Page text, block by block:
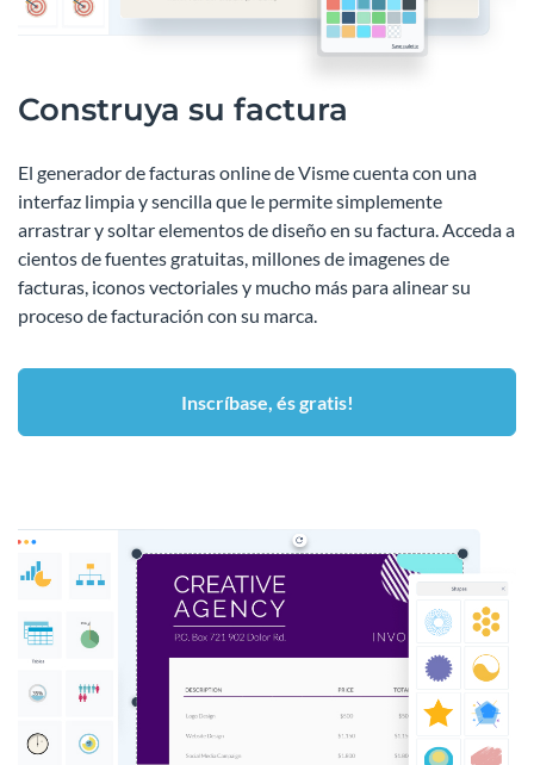
Construya su factura
El generador de facturas online de Visme cuenta con una
interfaz limpia y sencilla que le permite simplemente
arrastrar y soltar elementos de diseño en su factura. Acceda a
cientos de fuentes gratuitas, millones de imagenes de
facturas, iconos vectoriales y mucho más para alinear su
proceso de facturación con su marca.
Inscríbase, és gratis!